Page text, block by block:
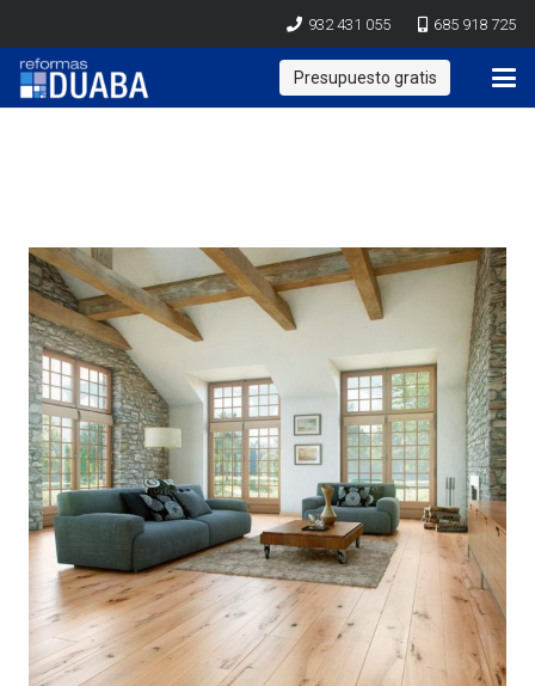
932 431 055 685 918 725
Presupuesto gratis